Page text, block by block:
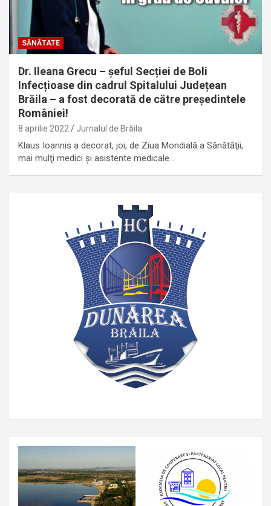
SĂNĂTATE
Dr. Ileana Grecu – șeful Secției de Boli
Infecțioase din cadrul Spitalului Județean
Brăila – a fost decorată de către președintele
României!
8 aprilie 2022 Jurnalul de Brăila
Klaus Ioannis a decorat, joi, de Ziua Mondială a Sănătăţii,
mai mulţi medici şi asistente medicale…